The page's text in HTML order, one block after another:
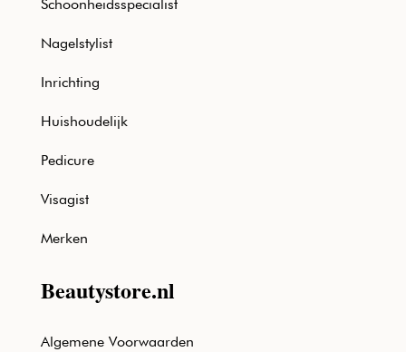
Schoonheidsspecialist
Nagelstylist
Inrichting
Huishoudelijk
Pedicure
Visagist
Merken
Beautystore.nl
Algemene Voorwaarden